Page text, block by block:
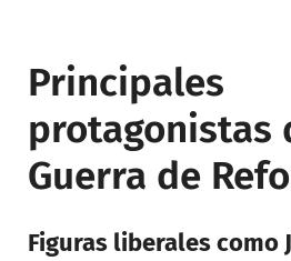
Principales
protagonistas
Guerra de
Figuras liberales como